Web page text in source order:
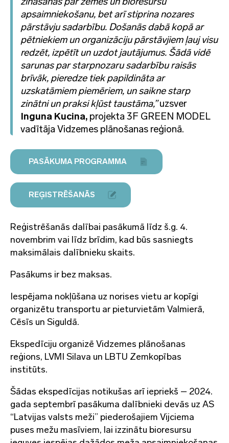
apsaimniekošanu, bet arī stiprina nozares
pārstāvju sadarbību. Došanās dabā kopā ar
pētniekiem un organizāciju pārstāvjiem ļauj visu
redzēt, izpētīt un uzdot jautājumus. Šādā vidē
sarunas par starpnozaru sadarbību raisās
brīvāk, pieredze tiek papildināta ar
uzskatāmiem piemēriem, un saikne starp
zinātni un praksi kļūst taustāma,”uzsver
Inguna Kucina, projekta 3F GREEN MODEL
vadītāja Vidzemes plānošanas reģionā.
PASĀKUMA PROGRAMMA
REĢISTRĒŠANĀS
Reģistrēšanās dalībai pasākumā līdz š.g. 4.
novembrim vai līdz brīdim, kad būs sasniegts
maksimālais dalībnieku skaits.
Pasākums ir bez maksas.
Iespējama nokļūšana uz norises vietu ar kopīgi
organizētu transportu ar pieturvietām Valmierā,
Cēsīs un Siguldā.
Ekspedīciju organizē Vidzemes plānošanas
reģions, LVMI Silava un LBTU Zemkopības
institūts.
Šādas ekspedīcijas notikušas arī iepriekš – 2024.
gada septembrī pasākuma dalībnieki devās uz AS
“Latvijas valsts meži” piederošajiem Vijciema
puses mežu masīviem, lai izzinātu bioresursu